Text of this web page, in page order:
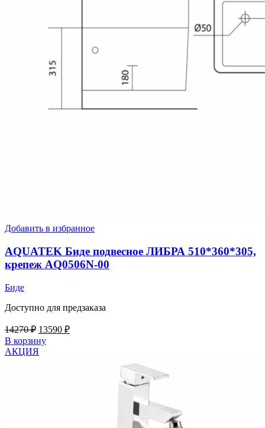
Добавить в избранное
AQUATEK Биде подвесное ЛИБРА 510*360*305,
крепеж AQ0506N-00
Биде
Доступно для предзаказа
14270₽ Первоначальная
цена
составляла
13590 ₽Текущая
В корзину
АКЦИЯ